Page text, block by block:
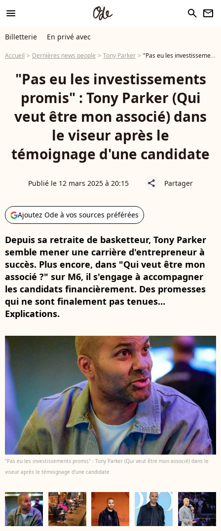
menu search newsletter
Billetterie En privé avec
Accueil Dernières news people Tony Parker "Pas eu les investissements promis" : Tony Parker (Qui veut être mon associé) dans le viseur après le témoignage d'une candidate
"Pas eu les investissements
promis" : Tony Parker (Qui
veut être mon associé) dans
le viseur après le
témoignage d'une candidate
Publié le 12 mars 2025 à 20:15 share Partager
Ajoutez Ode à vos sources préférées
Depuis sa retraite de basketteur, Tony Parker
semble mener une carrière d'entrepreneur à
succès. Plus encore, dans "Qui veut être mon
associé ?" sur M6, il s'engage à accompagner
les candidats financièrement. Des promesses
qui ne sont finalement pas tenues...
Explications.
"Pas eu les investissements promis" : Tony Parker (Qui veut être mon associé) dans le
viseur après le témoignage d'une candidate